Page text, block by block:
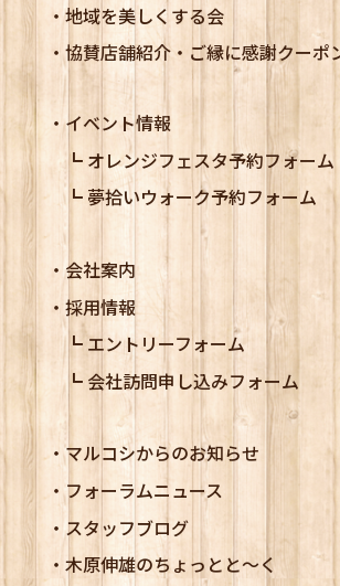
地域を美しくする会
協賛店舗紹介・ご縁に感謝クーポ
イベント情報
オレンジフェスタ予約フォーム
夢拾いウォーク予約フォーム
会社案内
採用情報
エントリーフォーム
会社訪問申し込みフォーム
マルコシからのお知らせ
フォーラムニュース
スタッフブログ
木原伸雄のちょっとと～く